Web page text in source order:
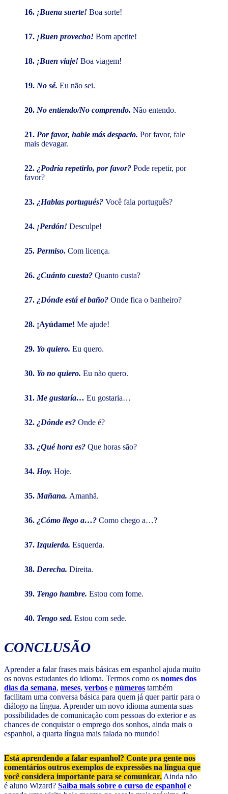
16. ¡Buena suerte! Boa sorte!
17. ¡Buen provecho! Bom apetite!
18. ¡Buen viaje! Boa viagem!
19. No sé. Eu não sei.
20. No entiendo/No comprendo. Não entendo.
21. Por favor, hable más despacio. Por favor, fale
mais devagar.
22. ¿Podría repetirlo, por favor? Pode repetir, por
favor?
23. ¿Hablas portugués? Você fala português?
24. ¡Perdón! Desculpe!
25. Permiso. Com licença.
26. ¿Cuánto cuesta? Quanto custa?
27. ¿Dónde está el baño? Onde fica o banheiro?
28. ¡Ayúdame! Me ajude!
29. Yo quiero. Eu quero.
30. Yo no quiero. Eu não quero.
31. Me gustaría… Eu gostaria…
32. ¿Dónde es? Onde é?
33. ¿Qué hora es? Que horas são?
34. Hoy. Hoje.
35. Mañana. Amanhã.
36. ¿Cómo llego a…? Como chego a…?
37. Izquierda. Esquerda.
38. Derecha. Direita.
39. Tengo hambre. Estou com fome.
40. Tengo sed. Estou com sede.
CONCLUSÃO
Aprender a falar frases mais básicas em espanhol ajuda muito
os novos estudantes do idioma. Termos como os nomes dos
dias da semana, meses, verbos e números também
facilitam uma conversa básica para quem já quer partir para o
diálogo na língua. Aprender um novo idioma aumenta suas
possibilidades de comunicação com pessoas do exterior e as
chances de conquistar o emprego dos sonhos, ainda mais o
espanhol, a quarta língua mais falada no mundo!
Está aprendendo a falar espanhol? Conte pra gente nos
comentários outros exemplos de expressões na língua que
você considera importante para se comunicar. Ainda não
é aluno Wizard? Saiba mais sobre o curso de espanhol e